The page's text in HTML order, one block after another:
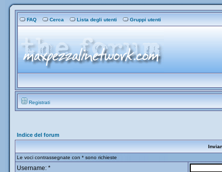
FAQ Cerca Lista degli utenti Gruppi utenti
Registrati
Indice del forum
Le voci contrassegnate con * sono richieste
Username: *